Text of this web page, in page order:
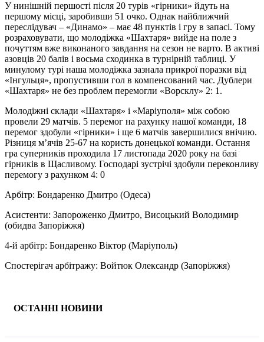
У нинішній першості після 20 турів «гірники» йдуть на
першому місці, заробивши 51 очко. Однак найближчий
переслідувач – «Динамо» – має 48 пунктів і гру в запасі. Тому
розраховувати, що молодіжка «Шахтаря» вийде на поле з
почуттям вже виконаного завдання на сезон не варто. В активі
азовців 20 балів і восьма сходинка в турнірній таблиці. У
минулому турі наша молодіжка зазнала прикрої поразки від
«Інгульця», пропустивши гол в компенсований час. Дублери
«Шахтаря» не без проблем перемогли «Ворсклу» 2: 1.
Молодіжні склади «Шахтаря» і «Маріуполя» між собою
провели 29 матчів. 5 перемог на рахунку нашої команди, 18
перемог здобули «гірники» і ще 6 матчів завершилися внічию.
Різниця м’ячів 25-67 на користь донецької команди. Остання
гра суперників проходила 17 листопада 2020 року на базі
гірників в Щасливому. Господарі зустрічі здобули переконливу
перемогу з рахунком 4: 0
Арбітр: Бондаренко Дмитро (Одеса)
Асистенти: Запороженко Дмитро, Висоцький Володимир
(обидва Запоріжжя)
4-й арбітр: Бондаренко Віктор (Маріуполь)
Спостерігач арбітражу: Войтюк Олександр (Запоріжжя)
ОСТАННІ НОВИНИ